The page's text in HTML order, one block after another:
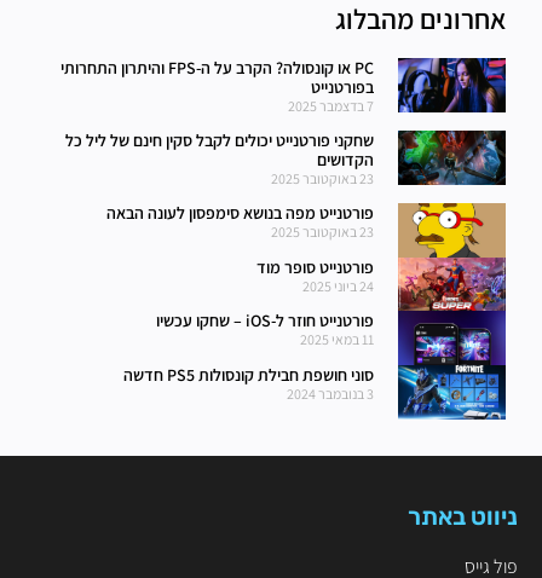
אחרונים מהבלוג
PC או קונסולה? הקרב על ה-FPS והיתרון התחרותי
בפורטנייט
7 בדצמבר 2025
שחקני פורטנייט יכולים לקבל סקין חינם של ליל כל
הקדושים
23 באוקטובר 2025
פורטנייט מפה בנושא סימפסון לעונה הבאה
23 באוקטובר 2025
פורטנייט סופר מוד
24 ביוני 2025
פורטנייט חוזר ל-iOS – שחקו עכשיו
11 במאי 2025
סוני חושפת חבילת קונסולות PS5 חדשה
3 בנובמבר 2024
ניווט באתר
פול גייס